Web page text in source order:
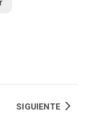
SIGUIENTE